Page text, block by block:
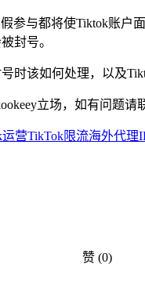
参与都将使Tiktok账户
封号。
时该如何处理，以及
立场，如有问题请
运营TikTok限流海外代理
赞 (0)